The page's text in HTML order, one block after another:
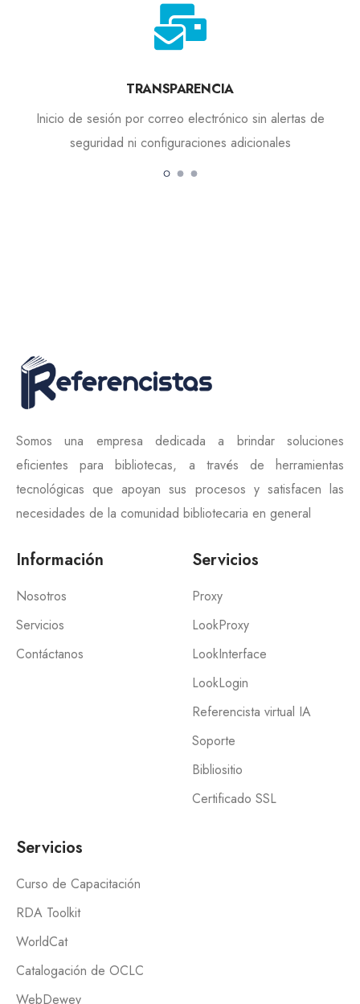
TRANSPARENCIA
Inicio de sesión por correo electrónico sin alertas de
seguridad ni configuraciones adicionales
Somos una empresa dedicada a brindar soluciones
eficientes para bibliotecas, a través de herramientas
tecnológicas que apoyan sus procesos y satisfacen las
necesidades de la comunidad bibliotecaria en general
Información
Nosotros
Servicios
Contáctanos
Servicios
Proxy
LookProxy
LookInterface
LookLogin
Referencista virtual IA
Soporte
Bibliositio
Certificado SSL
Servicios
Curso de Capacitación
RDA Toolkit
WorldCat
Catalogación de OCLC
WebDewey